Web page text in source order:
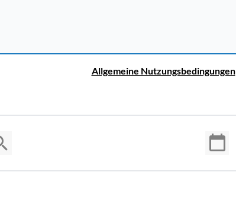
Allgemeine Nutzungsbedingungen
GmbH